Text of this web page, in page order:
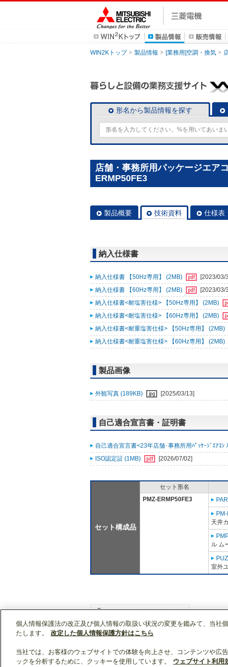
WIN2Kトップ 製品情報 [業務用]空調・換気
形名から製品情報を探す
店舗・事務所用パッケージエア
ERMP50FE3
製品概要 技術資料 仕様表
納入仕様書
納入仕様書 【50Hz専用】 (2MB)
[2023/03/
納入仕様書 【60Hz専用】 (2MB)
[2023/03/
納入仕様書<耐塩害仕様> 【50Hz専用】 (2MB)
納入仕様書<耐塩害仕様> 【60Hz専用】 (2MB)
納入仕様書<耐重塩害仕様> 【50Hz専用】 (2MB)
納入仕様書<耐重塩害仕様> 【60Hz専用】 (2MB)
製品画像
外観写真 (189KB) [2025/03/13]
自己適合宣言書・証明書
自己適合宣言書<23年店舗･事務所用ﾊﾟｯｹｰｼﾞｴｱｺﾝ
ISO認定証 (1MB)
[2026/07/02]
セット構成品
セット形名
PMZ-ERMP50FE3
天井
ル ム
室外
WIN2Kトップ 製品情報
個人情報保護法の改正及び個人情報の取扱い状況の変更を鑑みて、当社
たします。
改定した個人情報保護方針はこちら
当社では、お客様のウェブサイトでの体験を向上させ、コンテンツや広
ックを分析するために、クッキーを使用しています。
ウェブサイト利用